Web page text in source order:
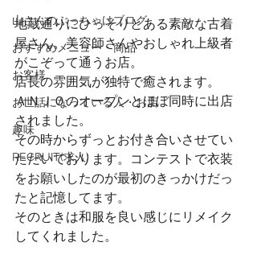
山さんのぶっちゃけブログ
おすすめメニュー・商品
お客様
お世話になっている人・お店
趣味
RECRUIT(求人)
地蔵通りにひっそりとある素敵な古着
屋さん。美容師さんやおしゃれ上級者
がこぞって通うお店。
店長の雰囲気が独特で癒されます。
ＡＮＪＯのオープンとほぼ同時に出店
されました。
その時からずっとお付き合いさせてい
ただいております。コンテストで衣装
をお願いしたのが最初のきっかけだっ
たと記憶してます。
そのときは和服を良い感じにリメイク
してくれました。